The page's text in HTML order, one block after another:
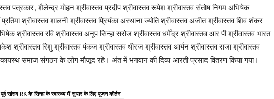
पत्रकार, शैलेन्द्र मोहन श्रीवास्तव प्रदीप श्रीवास्तव रूपेश श्रीवास्तव संतोष निगम अभिषेक
श्रीवास्तव शालनी श्रीवास्तव प्रियंका अस्थाना ज्योति श्रीवास्तव अजीत श्रीवास्तव शिव शंकर
श्रीवास्तव रवि श्रीवास्तव अनूप सिन्हा सरोज श्रीवास्तव धर्मेंद्र श्रीवास्तव आर पी श्रीवास्तव भारत
श्रीवास्तव रिशु श्रीवास्तव पंकज श्रीवास्तव धीरज श्रीवास्तव आर्यन श्रीवास्तव राजा श्रीवास्तव
कायस्थ समाज संगठन के लोग मौजूद रहे। अंत में भगवान की दिव्य आरती प्रसाद वितरण किया गया।
पूर्व सांसद RK के सिन्हा के स्वास्थ्य में सुधार के लिए पूजन कीर्तन